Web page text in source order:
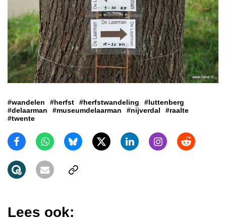
#wandelen #herfst #herfstwandeling
#luttenberg
#delaarman
#museumdelaarman #nijverdal
#raalte
#twente
Lees ook: